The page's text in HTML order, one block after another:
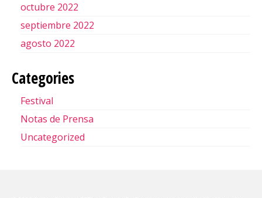
octubre 2022
septiembre 2022
agosto 2022
Categories
Festival
Notas de Prensa
Uncategorized